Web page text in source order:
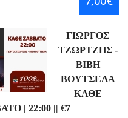
ΓΙΩΡΓΟΣ
ΤΖΩΡΤΖΗΣ -
ΒΙΒΗ
ΒΟΥΤΣΕΛΑ
ΚΑΘΕ
| 22:00 || €7